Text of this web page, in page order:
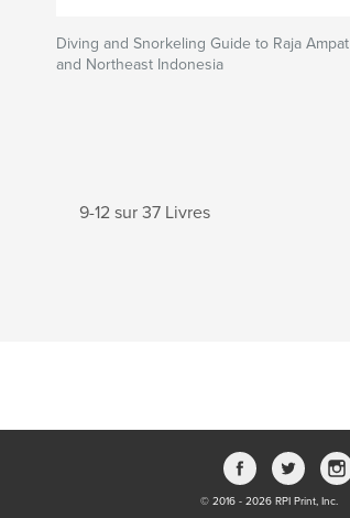
Diving and Snorkeling Guide to Raja Ampat
and Northeast Indonesia
9-12 sur 37 Livres
© 2016 - 2026 RPI Print, Inc.